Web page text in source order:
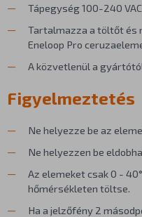
Tápegység 100-240
Tartalmazza a töltőt és
Eneloop Pro
A közvetlenül a
Figyelmeztetés
Ne helyezze be az
Ne helyezzen be
Az elemeket csak 0 -
hőmérsékleten töltse.
Ha a jelzőfény 2